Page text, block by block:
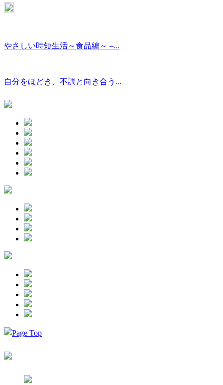
やさしい時短生活～食品編～ –...
自分をほどき、不調と向き合う...